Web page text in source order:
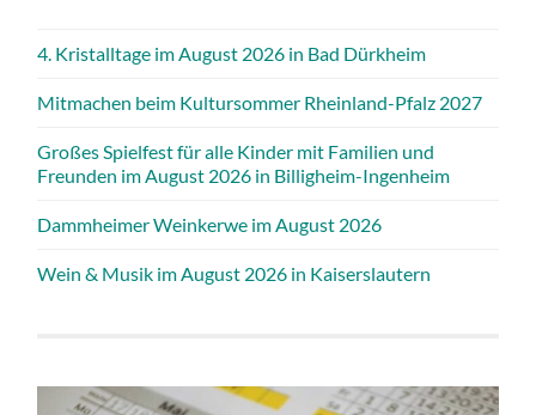
4. Kristalltage im August 2026 in Bad Dürkheim
Mitmachen beim Kultursommer Rheinland-Pfalz 2027
Großes Spielfest für alle Kinder mit Familien und
Freunden im August 2026 in Billigheim-Ingenheim
Dammheimer Weinkerwe im August 2026
Wein & Musik im August 2026 in Kaiserslautern